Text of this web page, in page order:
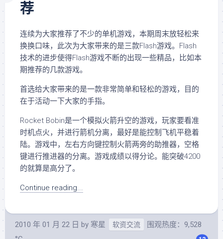
荐
连续为大家推荐了不少的单机游戏，本期周末放轻松来
换换口味，此次为大家带来的是三款Flash游戏。Flash
技术的进步使得Flash游戏不断的出现一些精品，比如本
期推荐的几款游戏。
首选给大家带来的是一款非常简单和轻松的游戏，目的
在于活动一下大家的手指。
Rocket Bobin是一个模拟火箭升空的游戏，玩家要看准
时机点火，并进行箭机分离，最好是能控制飞机平稳着
陆。游戏中，左右方向键控制火箭两旁的助推器，空格
键进行推进器的分离。游戏成绩以得分论。能突破4200
的就算是高分了。
Continue reading...
2010 年 01 月 22 日 by 寒星 软资交流
围观热度：9,528